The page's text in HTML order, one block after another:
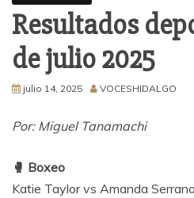
Resultados
de julio 2025
julio 14, 2025 VOCESHIDALGO
Por: Miguel Tanamachi
🥊 Boxeo
Katie Taylor vs Amanda Serrano